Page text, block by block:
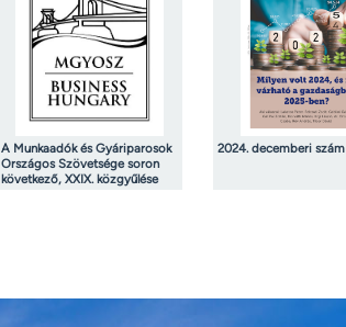
A Munkaadók és Gyáriparosok
Országos Szövetsége soron
következő, XXIX. közgyűlése
2024. decemberi szám